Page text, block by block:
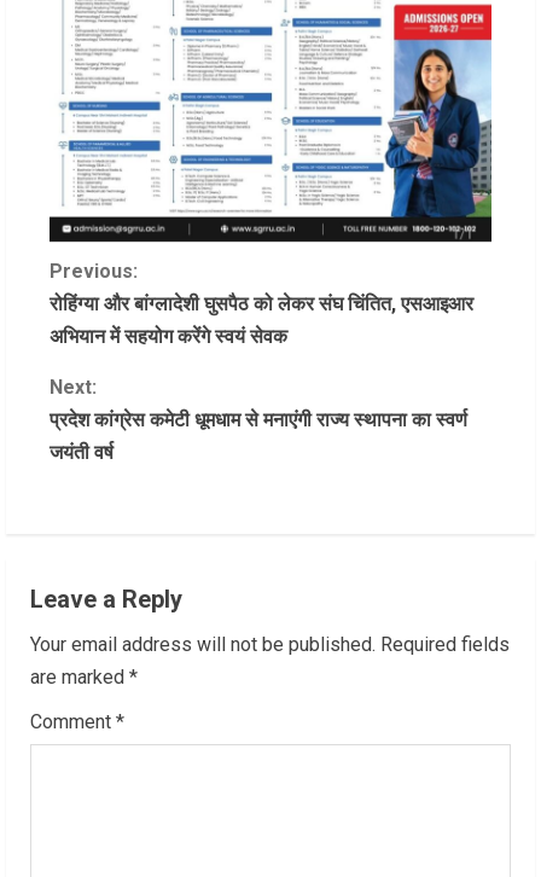
C
o
n
t
e
R
e
Previous:
रोहिंग्या और बांग्लादेशी घुसपैठ को लेकर संघ चिंतित, एसआइआर
अभियान में सहयोग करेंगे स्वयं सेवक
Next:
प्रदेश कांग्रेस कमेटी धूमधाम से मनाएंगी राज्य स्थापना का स्वर्ण
जयंती वर्ष
Leave a Reply
Your email address will not be published. Required fields
are marked *
Comment *